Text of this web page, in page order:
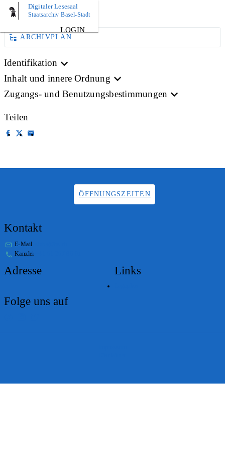
Digitaler Lesesaal
Staatsarchiv Basel-Stadt
LOGIN
BILD
ARCHIVPLAN
Identifikation
Inhalt und innere Ordnung
Zugangs- und Benutzungsbestimmungen
Teilen
ÖFFNUNGSZEITEN
Kontakt
E-Mail
Kanzlei
Adresse Links
Folge uns auf